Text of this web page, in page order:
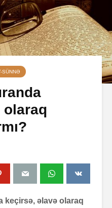
SÜNNƏ
olaraq
keçirsə, əlavə olaraq